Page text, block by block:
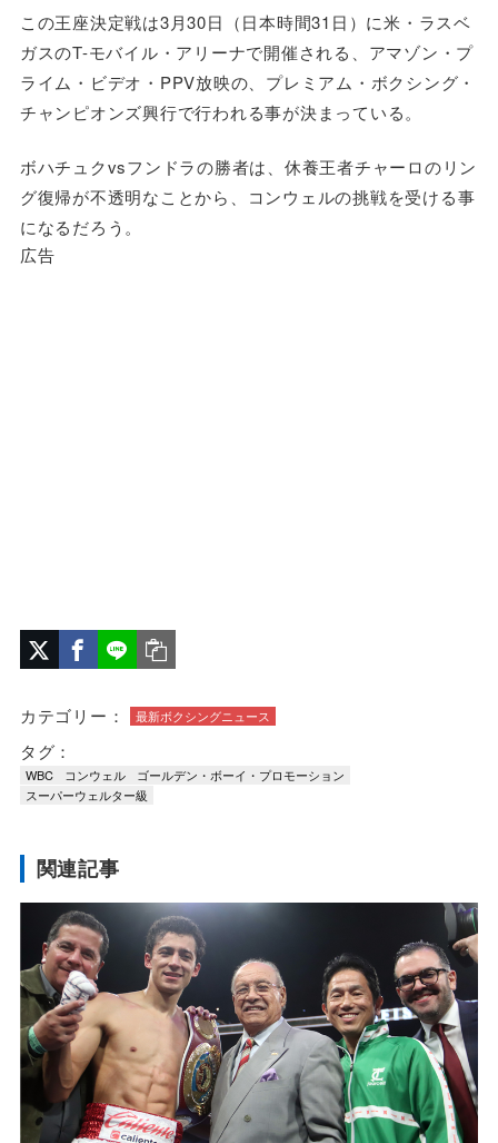
この王座決定戦は3月30日（日本時間31日）に米・ラスベ
ガスのT-モバイル・アリーナで開催される、アマゾン・プ
ライム・ビデオ・PPV放映の、プレミアム・ボクシング・
チャンピオンズ興行で行われる事が決まっている。
ボハチュクvsフンドラの勝者は、休養王者チャーロのリン
グ復帰が不透明なことから、コンウェルの挑戦を受ける事
になるだろう。
広告
カテゴリー： 最新ボクシングニュース
タグ：
WBC コンウェル
ゴールデン・ボーイ・プロモーション
スーパーウェルター級
関連記事